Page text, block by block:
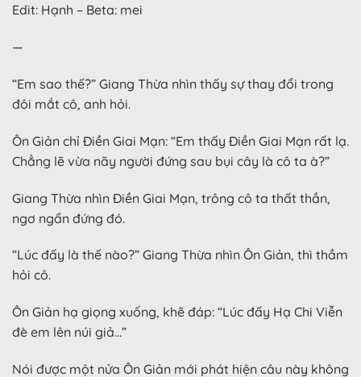
Edit: Hạnh – Beta: mei
—
“Em sao thế?” Giang Thừa nhìn thấy sự thay đổi trong
đôi mắt cô, anh hỏi.
Ôn Giản chỉ Điền Giai Mạn: “Em thấy Điền Giai Mạn rất lạ.
Chẳng lẽ vừa nãy người đứng sau bụi cây là cô ta à?”
Giang Thừa nhìn Điền Giai Mạn, trông cô ta thất thần,
ngơ ngẩn đứng đó.
“Lúc đấy là thế nào?” Giang Thừa nhìn Ôn Giản, thì thầm
hỏi cô.
Ôn Giản hạ giọng xuống, khẽ đáp: “Lúc đấy Hạ Chi Viễn
đè em lên núi giả…”
Nói được một nửa Ôn Giản mới phát hiện câu này không